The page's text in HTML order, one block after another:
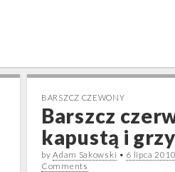
BARSZCZ CZEWONY
Barszcz
kapustą i
byAdam Sakowski • 6 lipca 2010
Comments